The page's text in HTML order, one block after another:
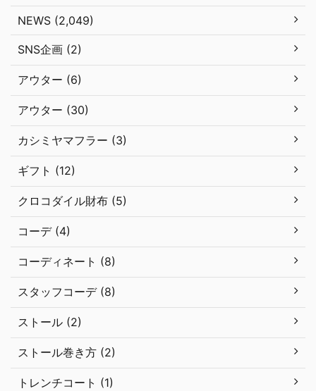
NEWS (2,049)
SNS企画 (2)
アウター (6)
アウター (30)
カシミヤマフラー (3)
ギフト (12)
クロコダイル財布 (5)
コーデ (4)
コーディネート (8)
スタッフコーデ (8)
ストール (2)
ストール巻き方 (2)
トレンチコート (1)